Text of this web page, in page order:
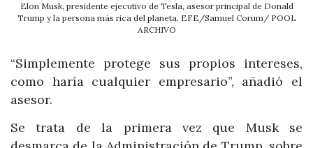
Elon Musk, presidente ejecutivo de Tesla, asesor principal de Donald
Trump y la persona más rica del planeta. EFE/Samuel Corum/ POOL
ARCHIVO
“Simplemente protege sus propios intereses,
como haría cualquier empresario”, añadió el
asesor.
Se trata de la primera vez que Musk se